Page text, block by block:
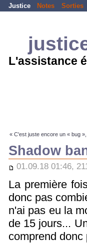
Justice Notes Sorties
L'assistance
« C'est juste encore un « bug
Shadow
01.09.18 01:46,
La première
donc pas
n'ai pas eu la
de 15 jours...
comprend